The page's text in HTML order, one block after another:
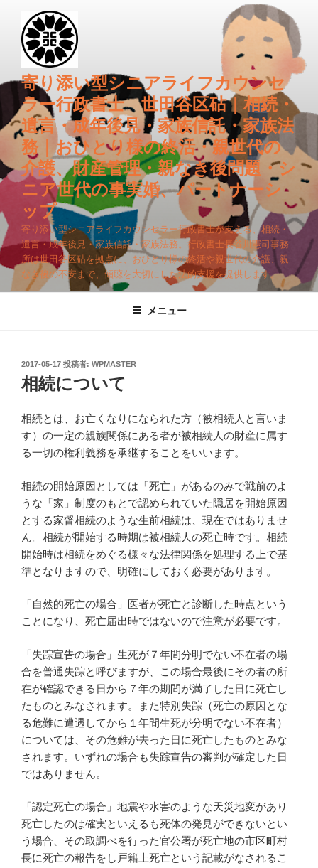
キ
プ
寄り添い型シニアライフカウンセ
ラー行政書士 世田谷区砧｜相続・
遺言・成年後見・家族信託・家族法
務｜おひとり様の終活・親世代の
介護、財産管理・親なき後問題・シ
ニア世代の事実婚、パートナーシ
ップ
寄り添い型シニアライフカウンセラー行政書士が支える、相続・
遺言・成年後見・家族信託・家族法務。行政書士長谷川憲司事務
所は世田谷区砧を拠点に、おひとり様の終活や親世代の介護、親
なき後の不安まで、傾聴を大切にした法的支援を提供します。
メニュー
投
稿
日:
2017-05-17 投稿者: WPMASTER
相続について
相続とは、お亡くなりになられた方（被相続人と言いま
す）の一定の親族関係にある者が被相続人の財産に属す
る一切の権利義務を承継することをいいます。
相続の開始原因としては「死亡」があるのみで戦前のよ
うな「家」制度のもとで認められていた隠居を開始原因
とする家督相続のような生前相続は、現在ではありませ
ん。相続が開始する時期は被相続人の死亡時です。相続
開始時は相続をめぐる様々な法律関係を処理する上で基
準となりますので、明確にしておく必要があります。
「自然的死亡の場合」医者が死亡と診断した時点という
ことになり、死亡届出時ではないので注意が必要です。
「失踪宣告の場合」生死が７年間分明でない不在者の場
合を普通失踪と呼びますが、この場合最後にその者の所
在が確認できる日から７年の期間が満了した日に死亡し
たものとみなされます。また特別失踪（死亡の原因とな
る危難に遭遇してから１年間生死が分明でない不在者）
については、その危難が去った日に死亡したものとみな
されます。いずれの場合も失踪宣告の審判が確定した日
ではありません。
「認定死亡の場合」地震や水害のような天災地変があり
死亡したのは確実といえるも死体の発見ができないとい
う場合、その取調べを行った官公署が死亡地の市区町村
長に死亡の報告をし戸籍上死亡という記載がなされるこ